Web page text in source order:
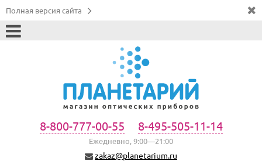
Полная версия сайта
8-800-777-00-55 8-495-505-11-14
Ежедневно, 9:00—21:00
zakaz@planetarium.ru